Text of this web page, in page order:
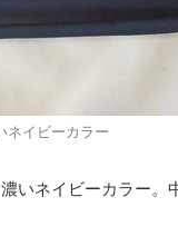
ネイビーカラー
いネイビーカラー